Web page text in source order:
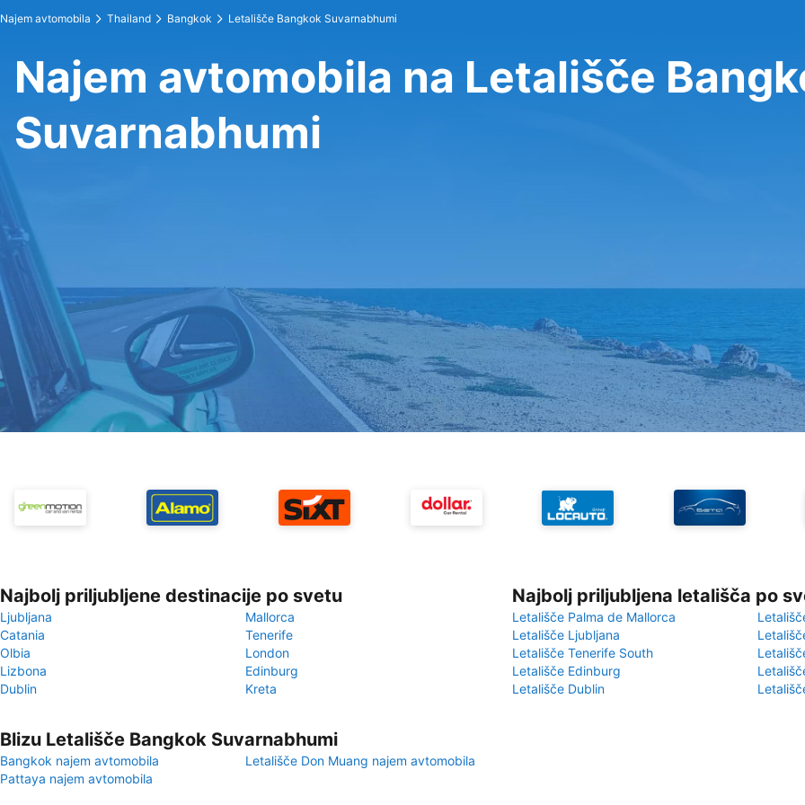
Najem avtomobila Thailand Bangkok Letališče Bangkok Suvarnabhumi
Najem avtomobila na Letališče
Suvarnabhumi
Najbolj priljubljene destinacije po svetu
Ljubljana
Mallorca
Catania
Tenerife
Olbia
London
Lizbona
Edinburg
Dublin
Kreta
Najbolj priljubljena letališča po
Letališče Palma de Mallorca
Letališče Ljubljana
Letališče Tenerife South
Letališče Edinburg
Letališče Dublin
Blizu Letališče Bangkok Suvarnabhumi
Bangkok najem avtomobila
Letališče Don Muang najem avtomobila
Pattaya najem avtomobila